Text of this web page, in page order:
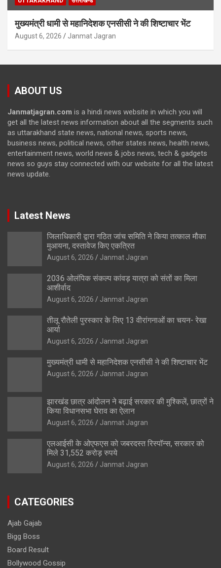
मुख्यमंत्री धामी से महानिदेशक एनसीसी ने की शिष्टाचार भेंट
August 6, 2026 Janmat Jagran
ABOUT US
Janmatjagran.com is a hindi news website in which you will
get all the latest news information about all the segments such
as uttarakhand state news, national news, sports news,
business news, political news, other states news, health news,
entertainment news, world news & jobs news, tech & gadgets
news so guys stay connected with our website for all the latest
news update.
Latest News
जिलाधिकारी द्वारा गठित जांच समिति ने किया तत्काल मौका
मुआयना, दस्तावेज किए एकत्रित
August 6, 2026 Janmat Jagran
2036 ओलंपिक संकल्प कांवड़ यात्रा को संतों का मिला
आशीर्वाद
August 6, 2026 Janmat Jagran
तीलू रौतेली पुरस्कार के लिए 13 वीरांगनाओं का चयन- रेखा
आर्या
August 6, 2026 Janmat Jagran
मुख्यमंत्री धामी से महानिदेशक एनसीसी ने की शिष्टाचार भेंट
August 6, 2026 Janmat Jagran
झारखंड छात्र आंदोलन ने बढ़ाई सरकार की मुश्किलें, छात्रों ने
किया विधानसभा घेराव का ऐलान
August 6, 2026 Janmat Jagran
एलआईसी के ओएफएस को जबरदस्त रिस्पॉन्स, सरकार को
मिले 31,552 करोड़ रुपये
August 6, 2026 Janmat Jagran
CATEGORIES
Ajab Gajab
Bigg Boss
Board Result
Bollywood Gossip